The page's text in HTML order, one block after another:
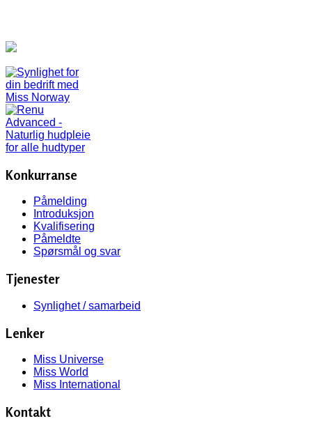
Konkurranse
Påmelding
Introduksjon
Kvalifisering
Påmeldte
Spørsmål og svar
Tjenester
Synlighet / samarbeid
Lenker
Miss Universe
Miss World
Miss International
Kontakt